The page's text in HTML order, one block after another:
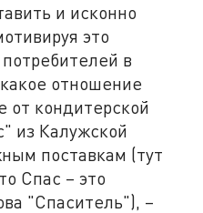
и исконно
это
в
отношение
от кондитерской
из Калужской
поставкам (тут
Спас – это
"Спаситель"), –